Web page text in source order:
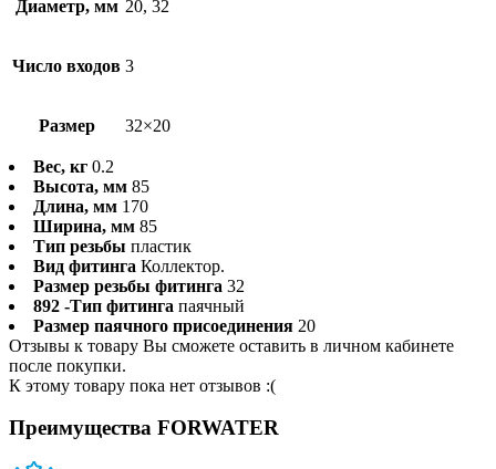
Диаметр, мм 20, 32
Число входов 3
Размер 32×20
Вес, кг 0.2
Высота, мм 85
Длина, мм 170
Ширина, мм 85
Тип резьбы пластик
Вид фитинга Коллектор.
Размер резьбы фитинга 32
892 -Тип фитинга паячный
Размер паячного присоединения 20
Отзывы к товару Вы сможете оставить в личном кабинете
после покупки.
К этому товару пока нет отзывов :(
Преимущества FORWATER